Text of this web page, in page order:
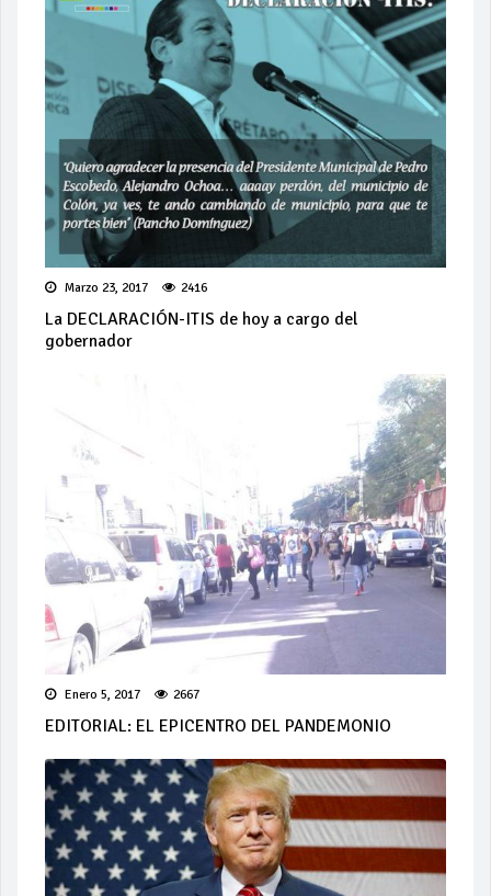
Marzo 23, 2017 2416
La DECLARACIÓN-ITIS de hoy a cargo del
gobernador
Enero 5, 2017 2667
EDITORIAL: EL EPICENTRO DEL PANDEMONIO